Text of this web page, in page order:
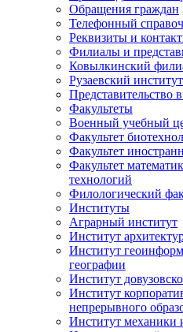
Обращения граждан
Телефонный
Реквизиты и
Филиалы и
Ковылкинский
Рузаевский
Представительство
Факультеты
Военный учебный
Факультет
Факультет
Факультет
технологий
Филологический
Институты
Аграрный институт
Институт
Институт
географии
Институт
Институт
непрерывного
Институт механики